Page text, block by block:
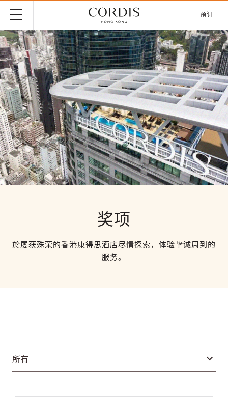
预订
奖项
於屡获殊荣的香港康得思酒店尽情探索，体验挚诚周到的
服务。
所有